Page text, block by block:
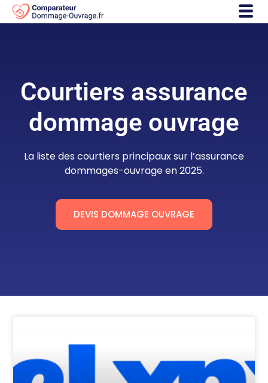
Courtiers assurance
dommage ouvrage
La liste des courtiers principaux sur l’assurance
dommages-ouvrage en 2025.
DEVIS DOMMAGE OUVRAGE